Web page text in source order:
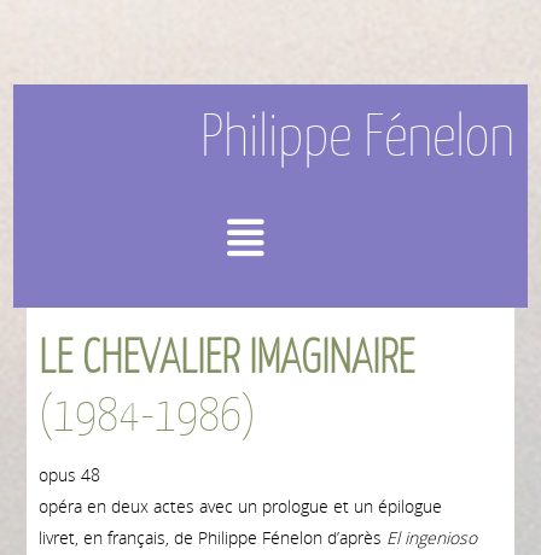
Philippe Fénelon
LE CHEVALIER IMAGINAIRE
(1984-1986)
opus 48
opéra en deux actes avec un prologue et un épilogue
livret, en français, de Philippe Fénelon d’après El ingenioso